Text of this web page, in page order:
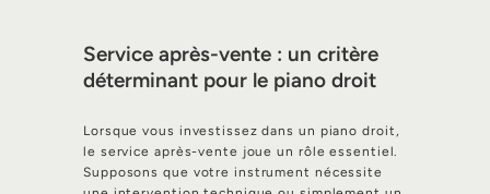
Service après-vente : un critère
déterminant pour le piano droit
Lorsque vous investissez dans un piano droit,
le service après-vente joue un rôle essentiel.
Supposons que votre instrument nécessite